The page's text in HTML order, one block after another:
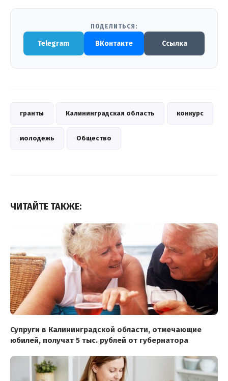
ПОДЕЛИТЬСЯ:
Telegram ВКонтакте Ссылка
гранты Калининградская область конкурс
молодежь Общество
ЧИТАЙТЕ ТАКЖЕ:
Супруги в Калининградской области, отмечающие
юбилей, получат 5 тыс. рублей от губернатора